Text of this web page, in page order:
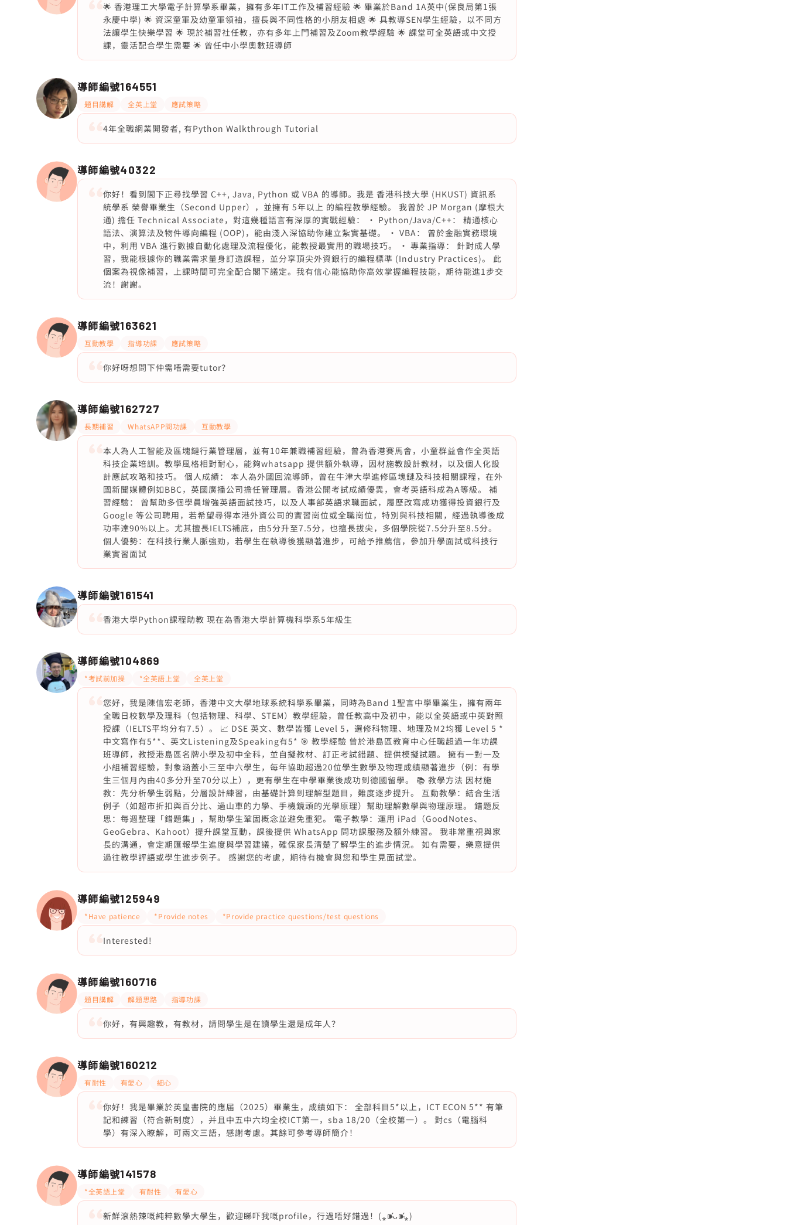
🌟 香港理工大學電子計算學系畢業，擁有多年IT工作及補習經驗 🌟 畢業於Band 1A英中(保良局第1張
永慶中學) 🌟 資深童軍及幼童軍領袖，擅長與不同性格的小朋友相處 🌟 具教導SEN學生經驗，以不同方
法讓學生快樂學習 🌟 現於補習社任教，亦有多年上門補習及Zoom教學經驗 🌟 課堂可全英語或中文授
課，靈活配合學生需要 🌟 曾任中小學奧數班導師
導師編號164551
題目講解 全英上堂 應試策略
4年全職網業開發者, 有Python Walkthrough Tutorial
導師編號40322
你好！看到閣下正尋找學習 C++, Java, Python 或 VBA 的導師。我是 香港科技大學 (HKUST) 資訊系
統學系 榮譽畢業生（Second Upper），並擁有 5年以上 的編程教學經驗。 我曾於 JP Morgan (摩根大
通) 擔任 Technical Associate，對這幾種語言有深厚的實戰經驗： • Python/Java/C++： 精通核心
語法、演算法及物件導向編程 (OOP)，能由淺入深協助你建立紮實基礎。 • VBA： 曾於金融實務環境
中，利用 VBA 進行數據自動化處理及流程優化，能教授最實用的職場技巧。 • 專業指導： 針對成人學
習，我能根據你的職業需求量身訂造課程，並分享頂尖外資銀行的編程標準 (Industry Practices)。 此
個案為視像補習，上課時間可完全配合閣下議定。我有信心能協助你高效掌握編程技能，期待能進1步交
流！謝謝。
導師編號163621
互動教學 指導功課 應試策略
你好呀想問下仲需唔需要tutor？
導師編號162727
長期補習 WhatsAPP問功課 互動教學
本人為人工智能及區塊鏈行業管理層，並有10年兼職補習經驗，曾為香港賽馬會，小童群益會作全英語
科技企業培訓。教學風格相對耐心，能夠whatsapp 提供額外執導，因材施教設計教材，以及個人化設
計應試攻略和技巧。 個人成績： 本人為外國回流導師，曾在牛津大學進修區塊鏈及科技相關課程，在外
國新聞媒體例如BBC，英國廣播公司擔任管理層。香港公開考試成績優異，會考英語科成為A等級。 補
習經驗： 曾幫助多個學員增強英語面試技巧，以及人事部英語求職面試，履歷改寫成功獲得投資銀行及
Google 等公司聘用，若希望尋得本港外資公司的實習崗位或全職崗位，特別與科技相關，經過執導後成
功率達90%以上。尤其擅長IELTS補底，由5分升至7.5分，也擅長拔尖，多個學院從7.5分升至8.5分。
個人優勢：在科技行業人脈強勁，若學生在執導後獲顯著進步，可給予推薦信，參加升學面試或科技行
業實習面試
導師編號161541
香港大學Python課程助教 現在為香港大學計算機科學系5年級生
導師編號104869
*考試前加操 *全英語上堂 全英上堂
您好，我是陳信宏老師，香港中文大學地球系統科學系畢業，同時為Band 1聖言中學畢業生，擁有兩年
全職日校數學及理科（包括物理、科學、STEM）教學經驗，曾任教高中及初中，能以全英語或中英對照
授課（IELTS平均分有7.5）。 📈 DSE 英文、數學皆獲 Level 5，選修科物理、地理及M2均獲 Level 5 *
中文寫作有5**、英文Listening及Speaking有5* 🎯 教學經驗 曾於港島區教育中心任職超過一年功課
班導師，教授港島區名牌小學及初中全科，並自擬教材、訂正考試錯題、提供模擬試題。 擁有一對一及
小組補習經驗，對象涵蓋小三至中六學生，每年協助超過20位學生數學及物理成績顯著進步（例：有學
生三個月內由40多分升至70分以上），更有學生在中學畢業後成功到德國留學。 📚 教學方法 因材施
教：先分析學生弱點，分層設計練習，由基礎計算到理解型題目，難度逐步提升。 互動教學：結合生活
例子（如超市折扣與百分比、過山車的力學、手機鏡頭的光學原理）幫助理解數學與物理原理。 錯題反
思：每週整理「錯題集」，幫助學生鞏固概念並避免重犯。 電子教學：運用 iPad（GoodNotes、
GeoGebra、Kahoot）提升課堂互動，課後提供 WhatsApp 問功課服務及額外練習。 我非常重視與家
長的溝通，會定期匯報學生進度與學習建議，確保家長清楚了解學生的進步情況。 如有需要，樂意提供
過往教學評語或學生進步例子。 感謝您的考慮，期待有機會與您和學生見面試堂。
導師編號125949
*Have patience *Provide notes *Provide practice questions/test questions
Interested!
導師編號160716
題目講解 解題思路 指導功課
你好，有興趣教，有教材，請問學生是在讀學生還是成年人？
導師編號160212
有耐性 有愛心 細心
你好！我是畢業於英皇書院的應届（2025）畢業生，成績如下： 全部科目5*以上，ICT ECON 5** 有筆
記和練習（符合新制度），并且中五中六均全校ICT第一，sba 18/20（全校第一）。 對cs（電腦科
學）有深入瞭解，可兩文三語，感謝考慮。其餘可參考導師簡介！
導師編號141578
*全英語上堂 有耐性 有愛心
新鮮滾熱辣嘅純粹數學大學生，歡迎睇吓我嘅profile，行過唔好錯過！(⁎⁍̴̛ᴗ⁍̴̛⁎)